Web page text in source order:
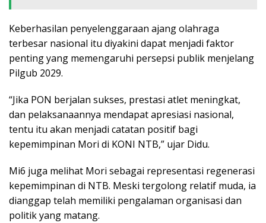
Keberhasilan penyelenggaraan ajang olahraga
terbesar nasional itu diyakini dapat menjadi faktor
penting yang memengaruhi persepsi publik menjelang
Pilgub 2029.
“Jika PON berjalan sukses, prestasi atlet meningkat,
dan pelaksanaannya mendapat apresiasi nasional,
tentu itu akan menjadi catatan positif bagi
kepemimpinan Mori di KONI NTB,” ujar Didu.
Mi6 juga melihat Mori sebagai representasi regenerasi
kepemimpinan di NTB. Meski tergolong relatif muda, ia
dianggap telah memiliki pengalaman organisasi dan
politik yang matang.